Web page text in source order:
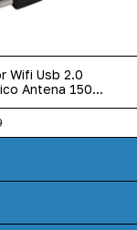
Wifi Usb 2.0
Antena 150